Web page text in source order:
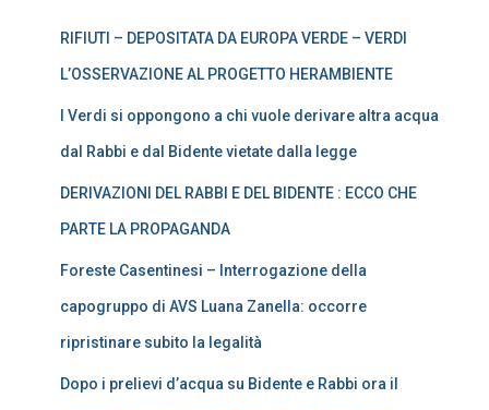
RIFIUTI – DEPOSITATA DA EUROPA VERDE – VERDI
L’OSSERVAZIONE AL PROGETTO HERAMBIENTE
I Verdi si oppongono a chi vuole derivare altra acqua
dal Rabbi e dal Bidente vietate dalla legge
DERIVAZIONI DEL RABBI E DEL BIDENTE : ECCO CHE
PARTE LA PROPAGANDA
Foreste Casentinesi – Interrogazione della
capogruppo di AVS Luana Zanella: occorre
ripristinare subito la legalità
Dopo i prelievi d’acqua su Bidente e Rabbi ora il